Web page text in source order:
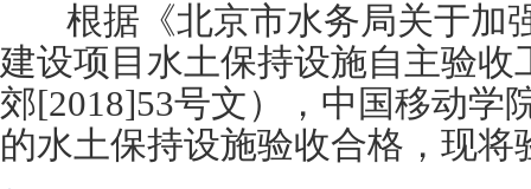
根据《北京市水务局关于加
建设项目水土保持设施自主验收
郊[2018]53号文），中国移动学
的水土保持设施验收合格，现将